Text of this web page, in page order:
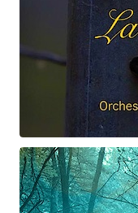
Claude Debussy
La danse de Puck